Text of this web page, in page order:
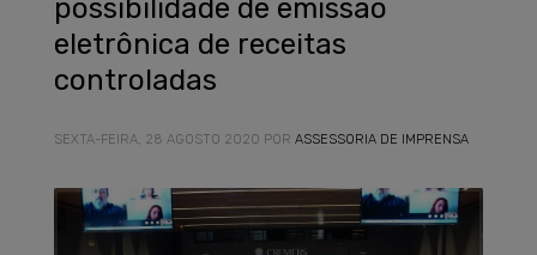
possibilidade de emissão
eletrônica de receitas
controladas
SEXTA-FEIRA, 28 AGOSTO 2020 POR ASSESSORIA DE IMPRENSA